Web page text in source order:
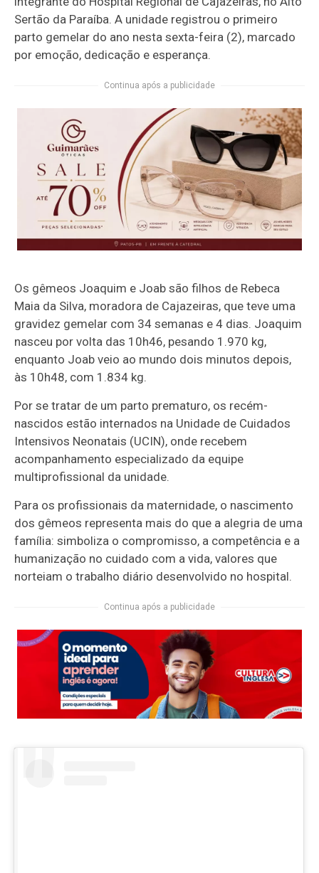
Sertão da Paraíba. A unidade registrou o primeiro
parto gemelar do ano nesta sexta-feira (2), marcado
por emoção, dedicação e esperança.
Continua após a publicidade
Os gêmeos Joaquim e Joab são filhos de Rebeca
Maia da Silva, moradora de Cajazeiras, que teve uma
gravidez gemelar com 34 semanas e 4 dias. Joaquim
nasceu por volta das 10h46, pesando 1.970 kg,
enquanto Joab veio ao mundo dois minutos depois,
às 10h48, com 1.834 kg.
Por se tratar de um parto prematuro, os recém-
nascidos estão internados na Unidade de Cuidados
Intensivos Neonatais (UCIN), onde recebem
acompanhamento especializado da equipe
multiprofissional da unidade.
Para os profissionais da maternidade, o nascimento
dos gêmeos representa mais do que a alegria de uma
família: simboliza o compromisso, a competência e a
humanização no cuidado com a vida, valores que
norteiam o trabalho diário desenvolvido no hospital.
Continua após a publicidade